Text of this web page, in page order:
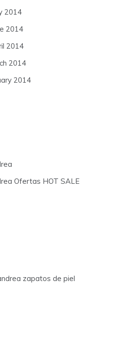
2014
2014
2014
2014
2014
Ofertas HOT SALE
zapatos de piel